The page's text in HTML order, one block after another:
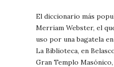
El diccionario más
Merriam Webster, el
uso por una bagatela
La Biblioteca, en
Gran Templo